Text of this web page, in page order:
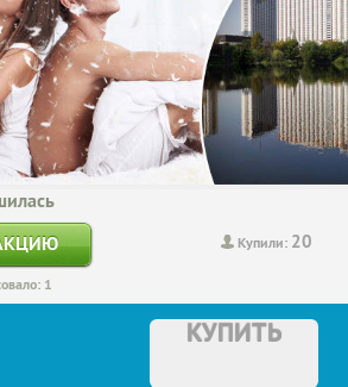
Купили: 20
1
КУПИТЬ